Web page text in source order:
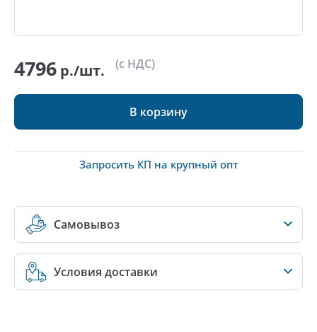
4796 р./шт. (с НДС)
В корзину
Запросить КП на крупный опт
Самовывоз
Условия доставки